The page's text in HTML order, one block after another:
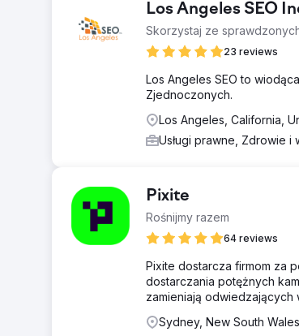
Los Angeles SEO
Skorzystaj ze
23 reviews
Los Angeles SEO to
Zjednoczonych.
Los Angeles, California,
Usługi prawne, Zdrowie i
Pixite
Rośnijmy razem
64 reviews
Pixite dostarcza firmom za
dostarczania potężnych
zamieniają odwiedzających
Sydney, New South